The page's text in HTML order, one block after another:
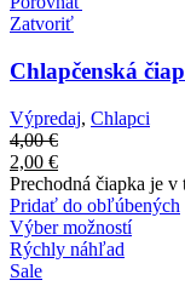
Zatvoriť
Chlapčenská
Výpredaj, Chlapci
4,00€
2,00 €
Prechodná čiapka je
Pridať do obľúbených
Výber možností
Rýchly náhľad
Sale